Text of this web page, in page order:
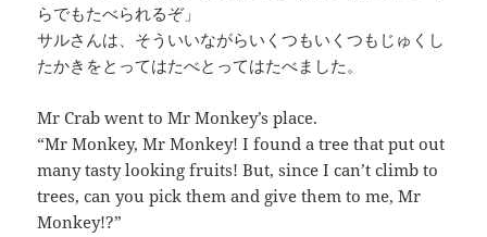
らでもたべられるぞ」
サルさんは、そういいながらいくつもいくつもじゅくし
たかきをとってはたべとってはたべました。
Mr Crab went to Mr Monkey’s place.
“Mr Monkey, Mr Monkey! I found a tree that put out
many tasty looking fruits! But, since I can’t climb to
trees, can you pick them and give them to me, Mr
Monkey!?”